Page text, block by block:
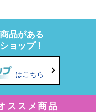
品がある
ョップ！
はこちら
ススメ商品